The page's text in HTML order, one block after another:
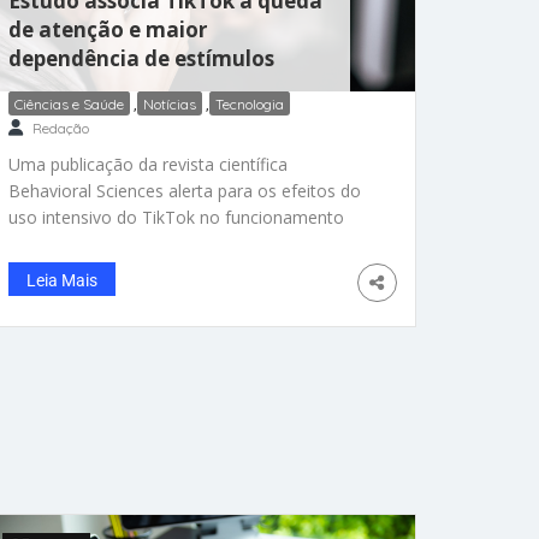
de atenção e maior
dependência de estímulos
Ciências e Saúde , Notícias , Tecnologia
Redação
Uma publicação da revista científica
Behavioral Sciences alerta para os efeitos do
uso intensivo do TikTok no funcionamento
frequente da plataforma altera áreas cerebrais
ligadas à sensação de prazer e motivação,
além de influenciar a liberação de dopamina
Leia Mais